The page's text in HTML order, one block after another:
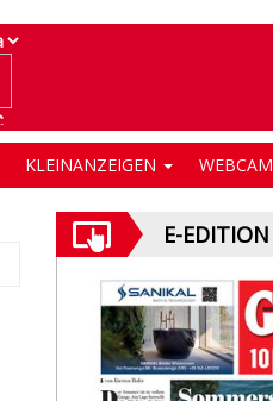
KLEINANZEIGEN WEBCAM
E-EDITION